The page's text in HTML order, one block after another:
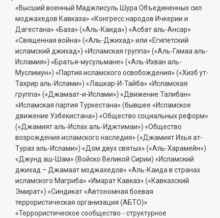
«Высший военный Маджлисуль Шура Объединенных сил
моджахедов Кавказа» «Конгресс народов Ичкерии и
Дагестана» «База» («Аль-Каида») «Асбат аль-Ансар»
«Священная война» («Аль-Джихад» или «Египетский
исламский джихад») «Исламская группа» («Аль-Гамаа аль-
Исламия») «Братья-мусульмане» («Аль-Ихван аль-
Муслимун») «Партия исламского освобождения» («Хизб ут-
Тахрир аль-Ислами») «Лашкар-И-Тайба» «Исламская
группа» («Джамаат-и-Ислами») «Движение Талибан»
«Исламская партия Туркестана» (бывшее «Исламское
движение Узбекистана») «Общество социальных реформ»
(«Джамият аль-Ислах аль-Иджтимаи») «Общество
возрождения исламского наследия» («Джамият Ихья ат-
Тураз аль-Ислами») «Дом двух святых» («Аль-Харамейн»)
«Джунд аш-Шам» (Войско Великой Сирии) «Исламский
джихад – Джамаат моджахедов» «Аль-Каида в странах
исламского Магриба» «Имарат Кавказ» («Кавказский
Эмират») «Синдикат «Автономная боевая
террористическая организация (АБТО)»
«Террористическое сообщество - структурное